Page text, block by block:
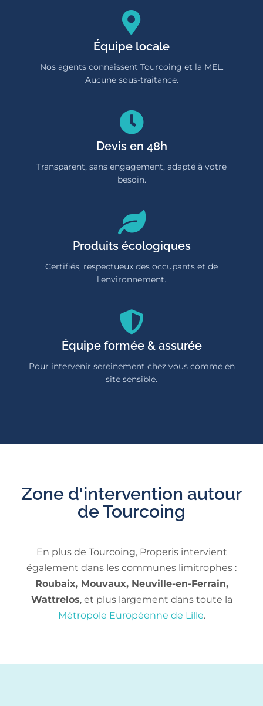
Équipe locale
Nos agents connaissent Tourcoing et la MEL.
Aucune sous-traitance.
Devis en 48h
Transparent, sans engagement, adapté à votre
besoin.
Produits écologiques
Certifiés, respectueux des occupants et de
l'environnement.
Équipe formée & assurée
Pour intervenir sereinement chez vous comme en
site sensible.
Zone d'intervention autour
de Tourcoing
En plus de Tourcoing, Properis intervient
également dans les communes limitrophes :
Roubaix, Mouvaux, Neuville-en-Ferrain,
Wattrelos, et plus largement dans toute la
Métropole Européenne de Lille.